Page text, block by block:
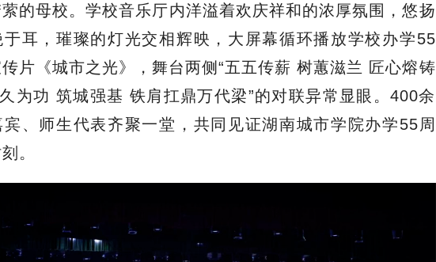
的母校。学校音乐厅内洋溢着欢庆祥和的浓厚氛围，悠扬
耳，璀璨的灯光交相辉映，大屏幕循环播放学校办学55
片《城市之光》，舞台两侧“五五传薪 树蕙滋兰 匠心熔铸
为功 筑城强基 铁肩扛鼎万代梁”的对联异常显眼。400余
、师生代表齐聚一堂，共同见证湖南城市学院办学55周
。